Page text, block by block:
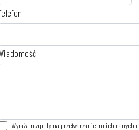
Wyrażam zgodę na przetwarzanie moich danych